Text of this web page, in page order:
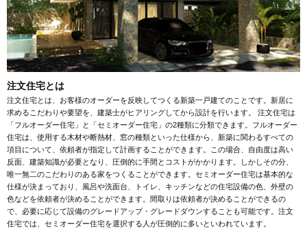
注文住宅とは
注文住宅とは、お客様のオーダーを反映してつくる新築一戸建てのことです。新居に
求めるこだわりや要望を、建築士がヒアリングしてから設計を行います。 注文住宅は
「フルオーダー住宅」と「セミオーダー住宅」の2種類に分類できます。フルオーダー
住宅は、使用する木材や断熱材、窓の種類といった仕様から、新築に関わるすべての
項目について、依頼者が指定して計画することができます。この場合、自由度は高い
反面、建築知識が必要となり、圧倒的に手間とコストがかかります。しかしその分、
唯一無二のこだわりのある家をつくることができます。セミオーダー住宅は基本的な
仕様が決まっており、風呂や洗面台、トイレ、キッチンなどの住宅設備の色、外壁の
色などを依頼者が決めることができます。間取りは依頼者が決めることができるの
で、必要に応じて設備のグレードアップ・グレードダウンすることも可能です。注文
住宅では、セミオーダー住宅を選択する人が圧倒的に多いといわれています。